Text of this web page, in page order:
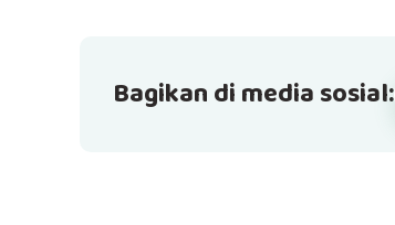
Bagikan di media sosial: